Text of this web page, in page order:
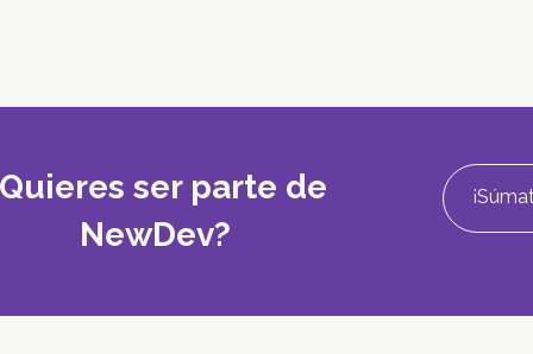
ser parte de
NewDev?